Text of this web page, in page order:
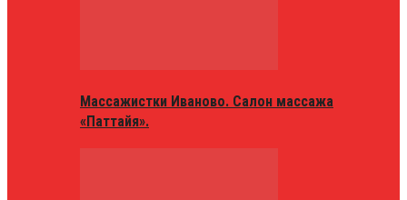
Массажистки Иваново. Салон массажа
«Паттайя».